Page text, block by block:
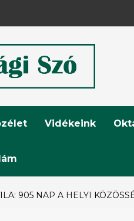
Vidékeink
905 NAP A HELYI